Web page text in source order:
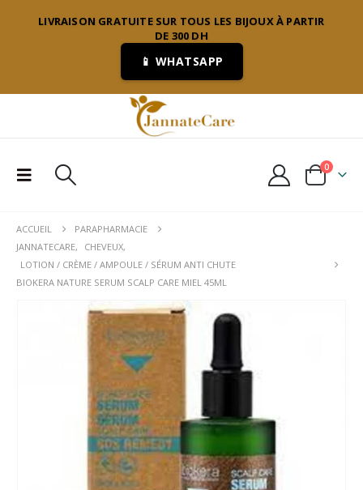
LIVRAISON GRATUITE SUR TOUS LES BIJOUX À PARTIR
DE 300 DH
📱 WHATSAPP
0
ACCUEIL
PARAPHARMACIE
JANNATECARE, CHEVEUX,
LOTION / CRÈME / AMPOULE / SÉRUM ANTI CHUTE
BIOKERA NATURE SERUM SCALP CARE MIEL 45ML